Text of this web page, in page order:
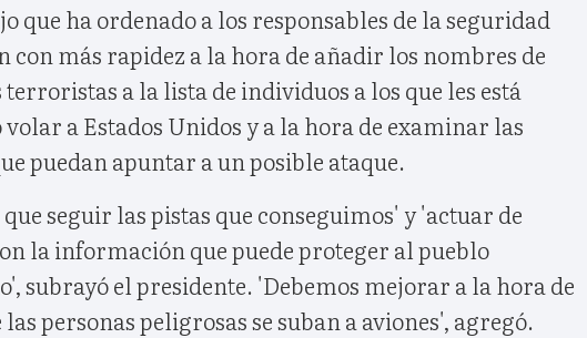
que ha ordenado a los responsables de la seguridad
con más rapidez a la hora de añadir los nombres de
a la lista de individuos a los que les está
a Estados Unidos y a la hora de examinar las
puedan apuntar a un posible ataque.
seguir las pistas que conseguimos' y 'actuar de
la información que puede proteger al pueblo
subrayó el presidente. 'Debemos mejorar a la hora de
personas peligrosas se suban a aviones', agregó.